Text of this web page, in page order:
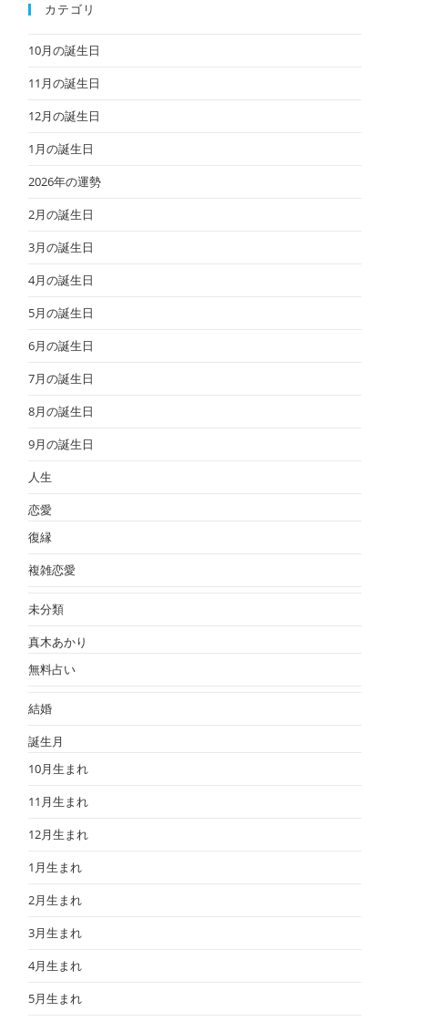
カテゴリ
10月の誕生日
11月の誕生日
12月の誕生日
1月の誕生日
2026年の運勢
2月の誕生日
3月の誕生日
4月の誕生日
5月の誕生日
6月の誕生日
7月の誕生日
8月の誕生日
9月の誕生日
人生
恋愛
復縁
複雑恋愛
未分類
真木あかり
無料占い
結婚
誕生月
10月生まれ
11月生まれ
12月生まれ
1月生まれ
2月生まれ
3月生まれ
4月生まれ
5月生まれ